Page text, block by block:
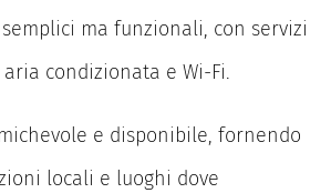
ma funzionali, con servizi
condizionata e Wi-Fi.
e disponibile, fornendo
locali e luoghi dove